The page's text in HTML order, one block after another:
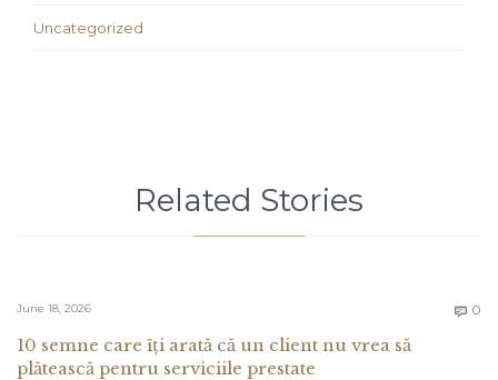
Uncategorized
Related Stories
June 18, 2026  0
10 semne care îți arată că un client nu vrea să
plătească pentru serviciile prestate